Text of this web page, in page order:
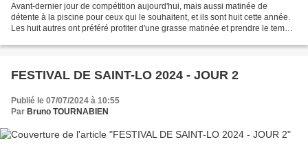
Avant-dernier jour de compétition aujourd'hui, mais aussi matinée de
détente à la piscine pour ceux qui le souhaitent, et ils sont huit cette année.
Les huit autres ont préféré profiter d'une grasse matinée et prendre le temps
FESTIVAL DE SAINT-LO 2024 - JOUR 2
Publié le 07/07/2024 à 10:55
Par Bruno TOURNABIEN